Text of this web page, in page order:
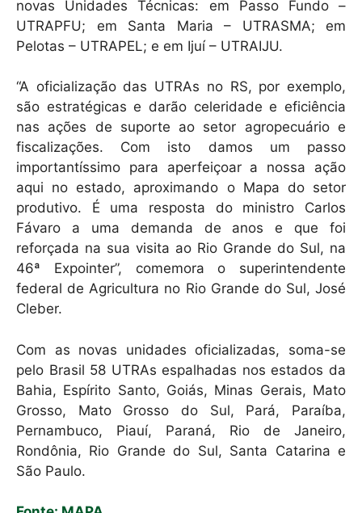
novas Unidades Técnicas: em Passo Fundo –
UTRAPFU; em Santa Maria – UTRASMA; em
Pelotas – UTRAPEL; e em Ijuí – UTRAIJU.
“A oficialização das UTRAs no RS, por exemplo,
são estratégicas e darão celeridade e eficiência
nas ações de suporte ao setor agropecuário e
fiscalizações. Com isto damos um passo
importantíssimo para aperfeiçoar a nossa ação
aqui no estado, aproximando o Mapa do setor
produtivo. É uma resposta do ministro Carlos
Fávaro a uma demanda de anos e que foi
reforçada na sua visita ao Rio Grande do Sul, na
46ª Expointer”, comemora o superintendente
federal de Agricultura no Rio Grande do Sul, José
Cleber.
Com as novas unidades oficializadas, soma-se
pelo Brasil 58 UTRAs espalhadas nos estados da
Bahia, Espírito Santo, Goiás, Minas Gerais, Mato
Grosso, Mato Grosso do Sul, Pará, Paraíba,
Pernambuco, Piauí, Paraná, Rio de Janeiro,
Rondônia, Rio Grande do Sul, Santa Catarina e
São Paulo.